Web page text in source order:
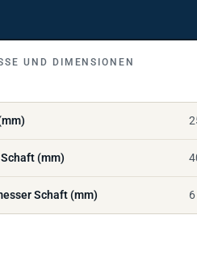
UND DIMENSIONEN
(mm)
Schaft (mm) 6